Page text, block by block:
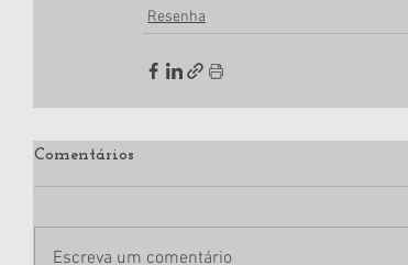
Resenha
Comentários
Escreva um comentário